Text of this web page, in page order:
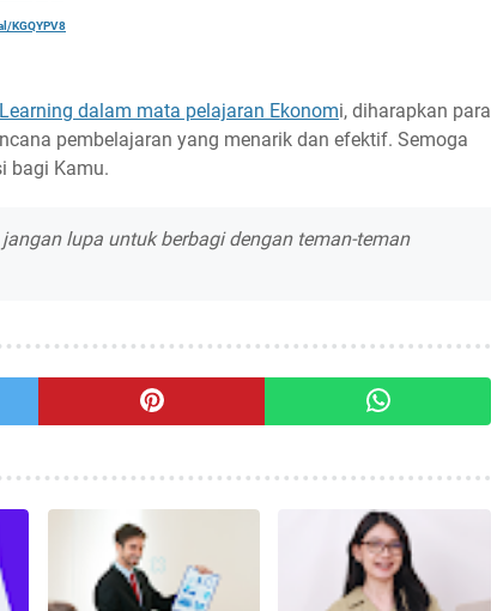
KGQYPV8
dalam mata pelajaran Ekonomi, diharapkan para
pembelajaran yang menarik dan efektif. Semoga
bagi Kamu.
lupa untuk berbagi dengan teman-teman